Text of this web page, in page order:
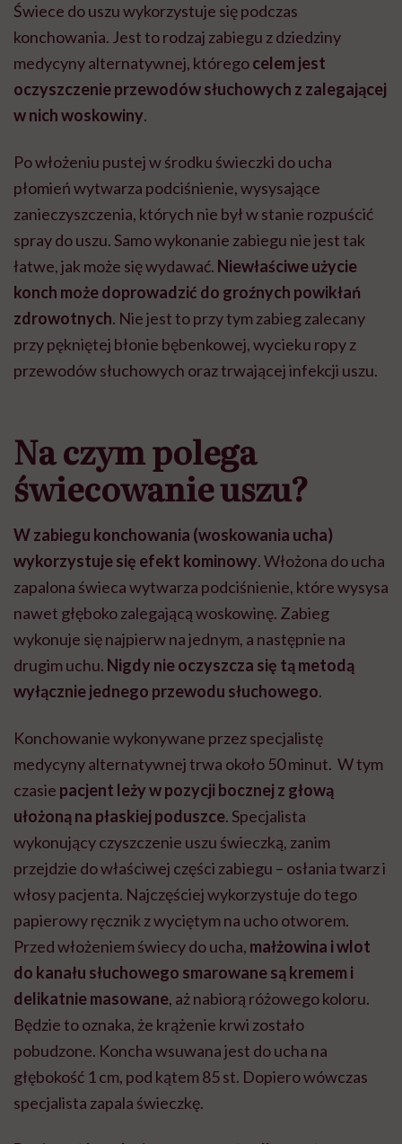
Świece do uszu wykorzystuje się podczas
konchowania. Jest to rodzaj zabiegu z dziedziny
medycyny alternatywnej, któregocelem jest
oczyszczenie przewodów słuchowych z zalegającej
w nich woskowiny.
Po włożeniu pustej w środku świeczki do ucha
płomień wytwarza podciśnienie, wysysające
zanieczyszczenia, których nie był w stanie rozpuścić
spray do uszu.Samo wykonanie zabiegu nie jest tak
łatwe, jak może się wydawać. Niewłaściwe użycie
konch może doprowadzić do groźnych powikłań
zdrowotnych. Nie jest to przy tym zabieg zalecany
przy pękniętej błonie bębenkowej, wycieku ropy z
przewodów słuchowych oraz trwającej infekcji uszu.
Na czym polega
świecowanie uszu?
W zabiegu konchowania (woskowania ucha)
wykorzystuje się efekt kominowy. Włożona do ucha
zapalona świeca wytwarza podciśnienie, które wysysa
nawet głęboko zalegającą woskowinę. Zabieg
wykonuje się najpierw na jednym, a następnie na
drugim uchu. Nigdy nie oczyszcza się tą metodą
wyłącznie jednego przewodu słuchowego.
Konchowanie wykonywane przez specjalistę
medycyny alternatywnej trwa około 50 minut. W tym
czasie pacjent leży w pozycji bocznej z głową
ułożoną na płaskiej poduszce.Specjalista
wykonujący czyszczenie uszu świeczką, zanim
przejdzie do właściwej części zabiegu – osłania twarz i
włosy pacjenta. Najczęściej wykorzystuje do tego
papierowy ręcznik z wyciętym na ucho otworem.
Przed włożeniem świecy do ucha, małżowina i wlot
do kanału słuchowego smarowane są kremem i
delikatnie masowane, aż nabiorą różowego koloru.
Będzie to oznaka, że krążenie krwi zostało
pobudzone. Koncha wsuwana jest do ucha na
głębokość 1 cm, pod kątem 85 st. Dopiero wówczas
specjalista zapala świeczkę.